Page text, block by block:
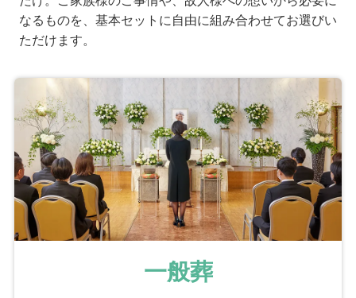
なるものを、基本セットに自由に組み合わせてお選びい
ただけます。
一般葬